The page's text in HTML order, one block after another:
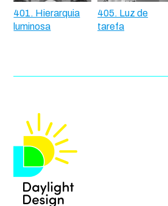
401. Hierarquia
luminosa
405. Luz de
tarefa